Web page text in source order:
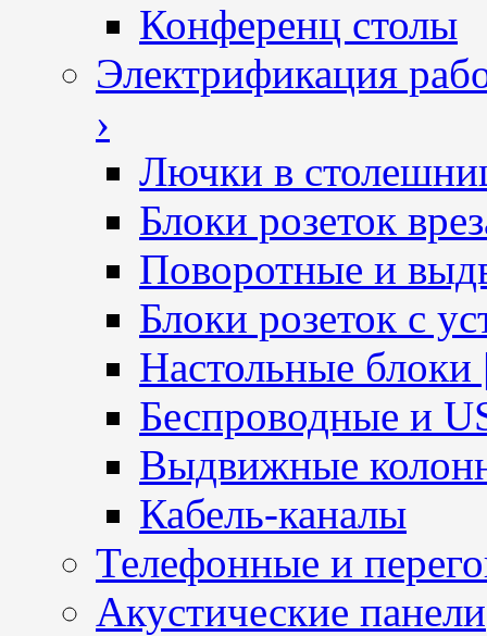
Конференц столы
Электрификация
›
Лючки в
Блоки розеток
Поворотные и
Блоки розеток с
Настольные блоки
Беспроводные и
Выдвижные
Кабель-каналы
Телефонные и
Акустические панели